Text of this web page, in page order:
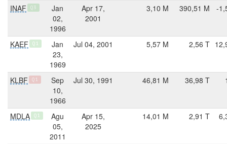
INAF Q3
Jan
02,
1996
Apr 17,
2001
3,10 M 390,51 M -
KAEF Q1
Jan
23,
1969
Jul 04, 2001 5,57 M 2,56 T
KLBF Q1
Sep
10,
1966
Jul 30, 1991 46,81 M 36,98 T
MDLA Q1
Agu
05,
2011
Apr 15,
2025
14,01 M 2,91 T